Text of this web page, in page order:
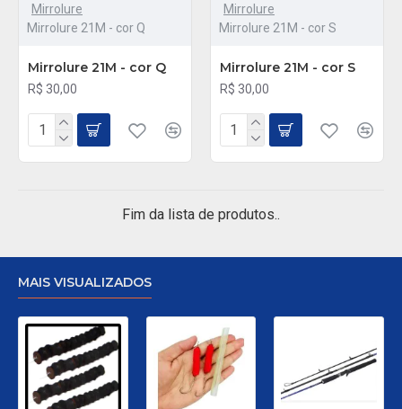
Mirrolure
Mirrolure 21M - cor Q
Mirrolure 21M - cor Q
R$ 30,00
Mirrolure
Mirrolure 21M - cor S
Mirrolure 21M - cor S
R$ 30,00
Fim da lista de produtos..
MAIS VISUALIZADOS